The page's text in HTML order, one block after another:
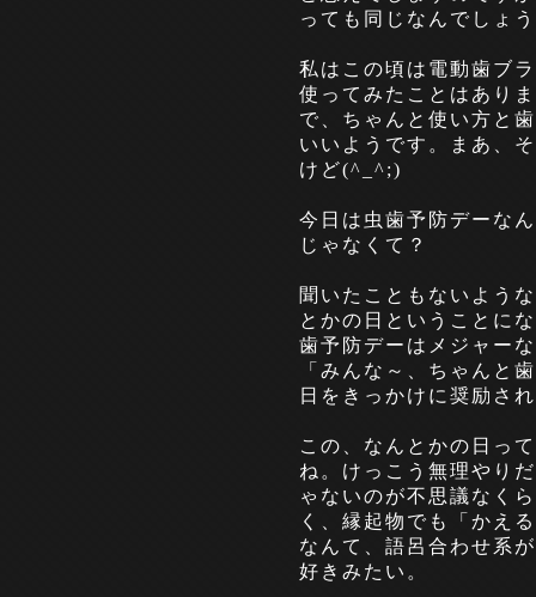
っても同じなんでしょ
私はこの頃は電動歯ブ
使ってみたことはあり
で、ちゃんと使い方と
いいようです。まあ、
けど(^_^;)
今日は虫歯予防デーな
じゃなくて？
聞いたこともないよう
とかの日ということに
歯予防デーはメジャー
「みんな～、ちゃんと
日をきっかけに奨励さ
この、なんとかの日っ
ね。けっこう無理やり
ゃないのが不思議なく
く、縁起物でも「かえ
なんて、語呂合わせ系
好きみたい。